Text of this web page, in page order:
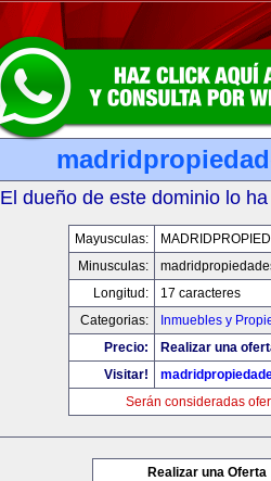
El dueño de este dominio lo
Mayusculas:
Minusculas:
Longitud:
17 caracteres
Categorias:
Inmuebles y
Precio:
Realizar una
Visitar!
Serán consideradas
Realizar una Oferta